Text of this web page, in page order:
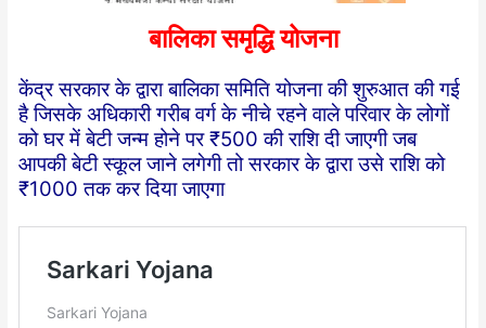
बालिका समृद्धि योजना
केंद्र सरकार के द्वारा बालिका समिति योजना की शुरुआत की गई
है जिसके अधिकारी गरीब वर्ग के नीचे रहने वाले परिवार के लोगों
को घर में बेटी जन्म होने पर ₹500 की राशि दी जाएगी जब
आपकी बेटी स्कूल जाने लगेगी तो सरकार के द्वारा उसे राशि को
₹1000 तक कर दिया जाएगा